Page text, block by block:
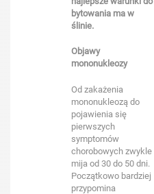
bytowania ma w
ślinie.
Objawy
mononukleozy
Od zakażenia
mononukleozą do
pojawienia się
pierwszych
symptomów
chorobowych zwykle
mija od 30 do 50 dni.
Początkowo bardziej
przypomina